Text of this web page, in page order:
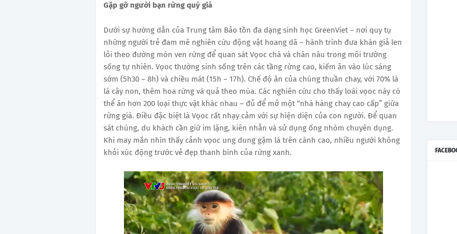
Gặp gỡ người bạn rừng quý giá
Dưới sự hướng dẫn của Trung tâm Bảo tồn đa dạng sinh học GreenViet – nơi quy tụ
những người trẻ đam mê nghiên cứu động vật hoang dã – hành trình đưa khán giả len
lỏi theo đường mòn ven rừng để quan sát Vọoc chà vá chân nâu trong môi trường
sống tự nhiên. Vọoc thường sinh sống trên các tầng rừng cao, kiếm ăn vào lúc sáng
sớm (5h30 – 8h) và chiều mát (15h – 17h). Chế độ ăn của chúng thuần chay, với 70% là
lá cây non, thêm hoa rừng và quả theo mùa. Các nghiên cứu cho thấy loài vọoc này có
thể ăn hơn 200 loại thực vật khác nhau – đủ để mở một “nhà hàng chay cao cấp” giữa
rừng già. Điều đặc biệt là Vọoc rất nhạy cảm với sự hiện diện của con người. Để quan
sát chúng, du khách cần giữ im lặng, kiên nhẫn và sử dụng ống nhòm chuyên dụng.
Khi may mắn nhìn thấy cảnh vọoc ung dung gặm lá trên cành cao, nhiều người không
khỏi xúc động trước vẻ đẹp thanh bình của rừng xanh.